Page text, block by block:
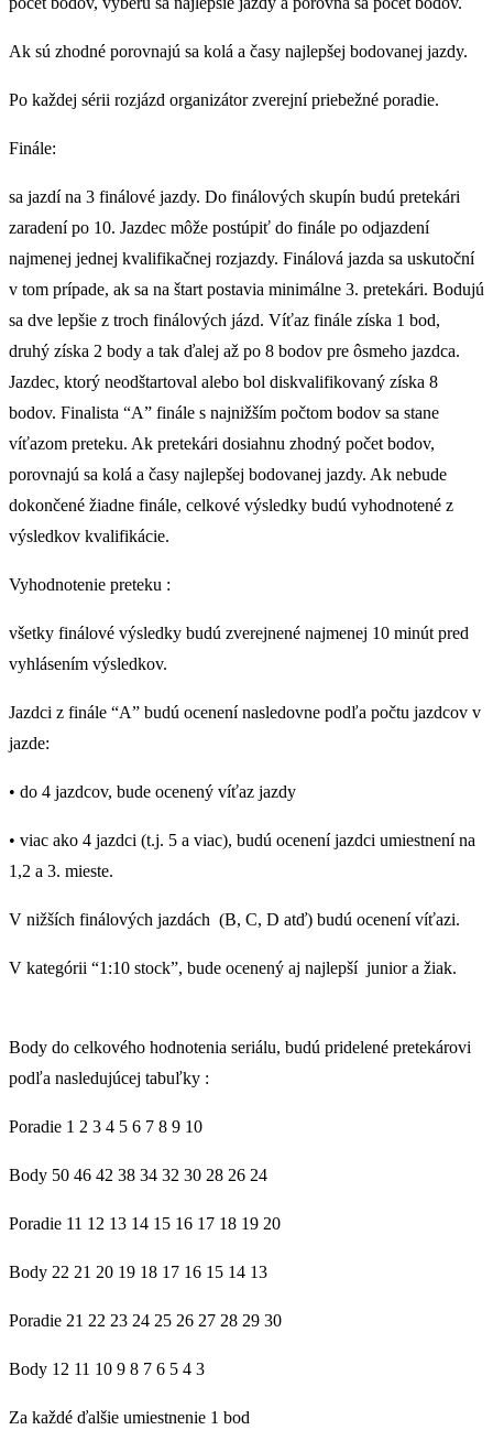
Ak sú zhodné porovnajú sa kolá a časy najlepšej bodovanej jazdy.
Po každej sérii rozjázd organizátor zverejní priebežné poradie.
Finále:
sa jazdí na 3 finálové jazdy. Do finálových skupín budú pretekári
zaradení po 10. Jazdec môže postúpiť do finále po odjazdení
najmenej jednej kvalifikačnej rozjazdy. Finálová jazda sa uskutoční
v tom prípade, ak sa na štart postavia minimálne 3. pretekári. Bodujú
sa dve lepšie z troch finálových jázd. Víťaz finále získa 1 bod,
druhý získa 2 body a tak ďalej až po 8 bodov pre ôsmeho jazdca.
Jazdec, ktorý neodštartoval alebo bol diskvalifikovaný získa 8
bodov. Finalista “A” finále s najnižším počtom bodov sa stane
víťazom preteku. Ak pretekári dosiahnu zhodný počet bodov,
porovnajú sa kolá a časy najlepšej bodovanej jazdy. Ak nebude
dokončené žiadne finále, celkové výsledky budú vyhodnotené z
výsledkov kvalifikácie.
Vyhodnotenie preteku :
všetky finálové výsledky budú zverejnené najmenej 10 minút pred
vyhlásením výsledkov.
Jazdci z finále “A” budú ocenení nasledovne podľa počtu jazdcov v
jazde:
• do 4 jazdcov, bude ocenený víťaz jazdy
• viac ako 4 jazdci (t.j. 5 a viac), budú ocenení jazdci umiestnení na
1,2 a 3. mieste.
V nižších finálových jazdách (B, C, D atď) budú ocenení víťazi.
V kategórii “1:10 stock”, bude ocenený aj najlepší junior a žiak.
Body do celkového hodnotenia seriálu, budú pridelené pretekárovi
podľa nasledujúcej tabuľky :
Poradie 1 2 3 4 5 6 7 8 9 10
Body 50 46 42 38 34 32 30 28 26 24
Poradie 11 12 13 14 15 16 17 18 19 20
Body 22 21 20 19 18 17 16 15 14 13
Poradie 21 22 23 24 25 26 27 28 29 30
Body 12 11 10 9 8 7 6 5 4 3
Za každé ďalšie umiestnenie 1 bod